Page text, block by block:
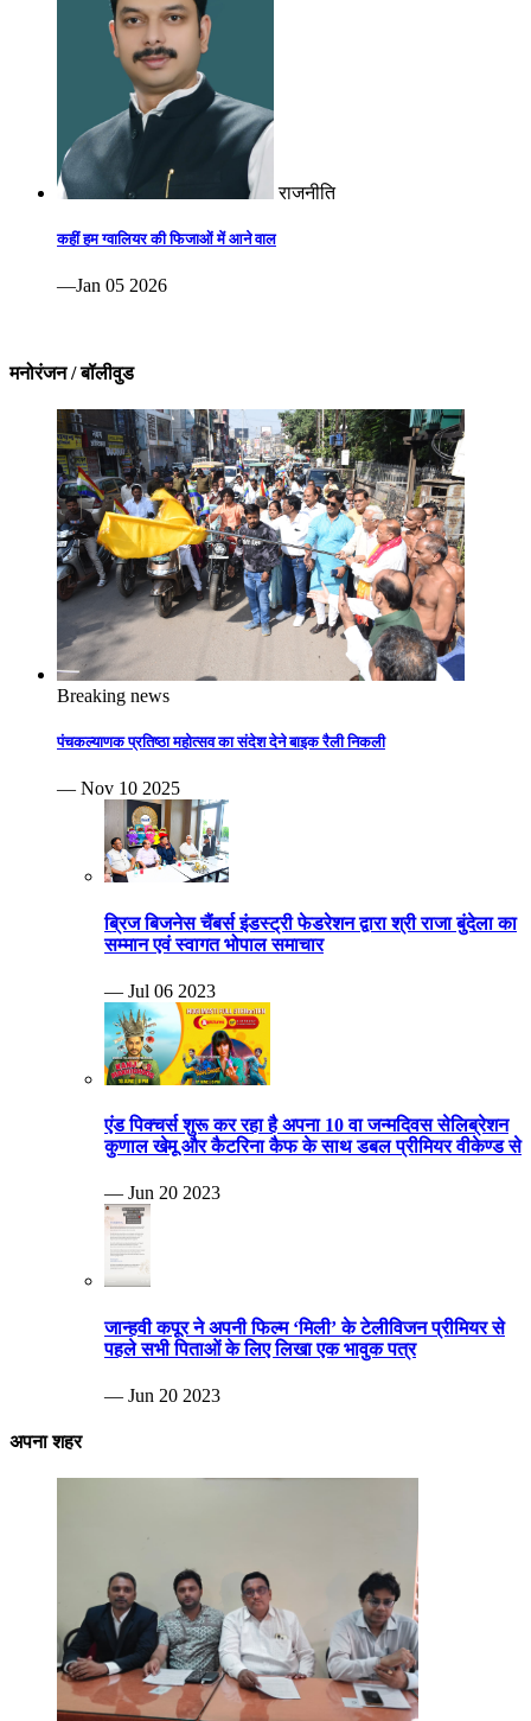
राजनीति
कहीं हम ग्वालियर की फिजाओं में आने वाल
—Jan 05 2026
मनोरंजन / बॉलीवुड
Breaking news
पंचकल्याणक प्रतिष्ठा महोत्सव का संदेश देने बाइक रैली निकली
— Nov 10 2025
ब्रिज बिजनेस चैंबर्स इंडस्ट्री फेडरेशन द्वारा श्री राजा बुंदेला का
सम्मान एवं स्वागत भोपाल समाचार
— Jul 06 2023
एंड पिक्चर्स शुरू कर रहा है अपना 10 वा जन्मदिवस सेलिब्रेशन
कुणाल खेमू और कैटरिना कैफ के साथ डबल प्रीमियर वीकेण्ड से
— Jun 20 2023
जान्हवी कपूर ने अपनी फिल्म ‘मिली’ के टेलीविजन प्रीमियर से
पहले सभी पिताओं के लिए लिखा एक भावुक पत्र
— Jun 20 2023
अपना शहर